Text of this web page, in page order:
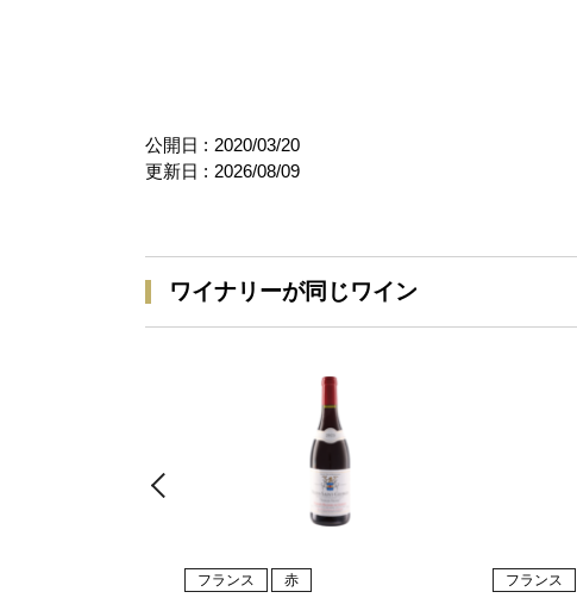
公開日 : 2020/03/20
更新日 : 2026/08/09
ワイナリーが同じワイン
フランス 赤 フランス